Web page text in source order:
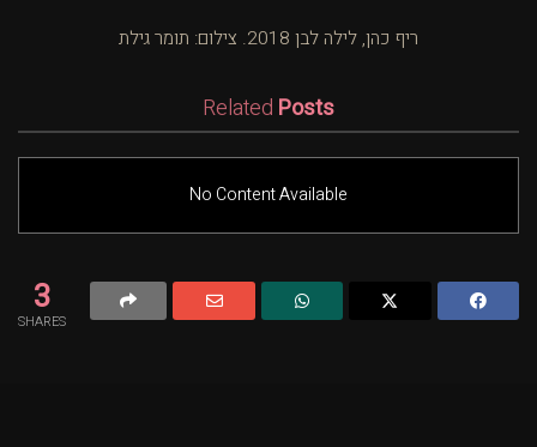
ריף כהן, לילה לבן 2018. צילום: תומר גילת
Related Posts
No Content Available
3
SHARES